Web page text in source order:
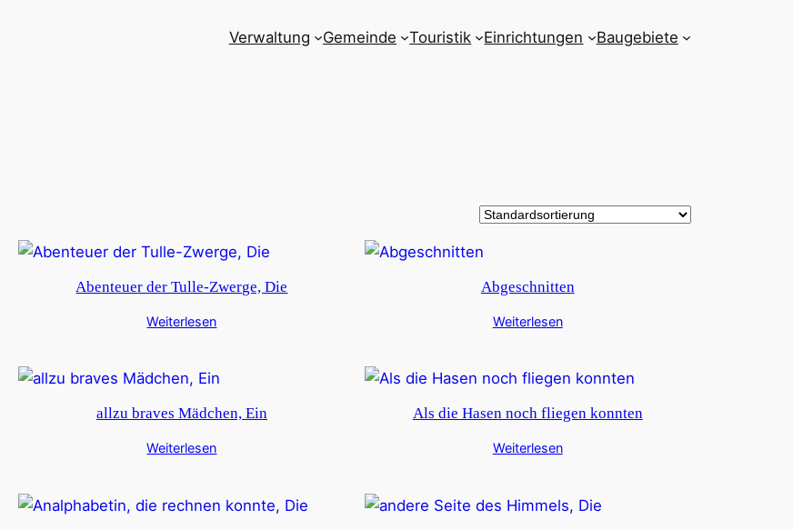
Verwaltung Gemeinde Touristik Einrichtungen Baugebiete
Abenteuer der Tulle-Zwerge, Die
Weiterlesen
Abgeschnitten
Weiterlesen
allzu braves Mädchen, Ein
Weiterlesen
Als die Hasen noch fliegen konnten
Weiterlesen